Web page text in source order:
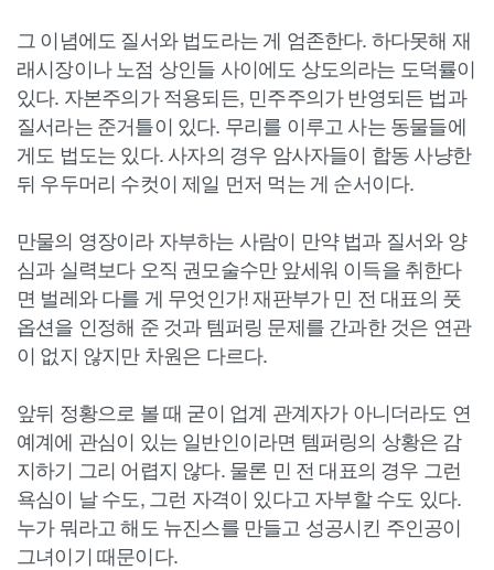
그 이념에도 질서와 법도라는 게 엄존한다. 하다못해 재
래시장이나 노점 상인들 사이에도 상도의라는 도덕률이
있다. 자본주의가 적용되든, 민주주의가 반영되든 법과
질서라는 준거틀이 있다. 무리를 이루고 사는 동물들에
게도 법도는 있다. 사자의 경우 암사자들이 합동 사냥한
뒤 우두머리 수컷이 제일 먼저 먹는 게 순서이다.
만물의 영장이라 자부하는 사람이 만약 법과 질서와 양
심과 실력보다 오직 권모술수만 앞세워 이득을 취한다
면 벌레와 다를 게 무엇인가! 재판부가 민 전 대표의 풋
옵션을 인정해 준 것과 템퍼링 문제를 간과한 것은 연관
이 없지 않지만 차원은 다르다.
앞뒤 정황으로 볼 때 굳이 업계 관계자가 아니더라도 연
예계에 관심이 있는 일반인이라면 템퍼링의 상황은 감
지하기 그리 어렵지 않다. 물론 민 전 대표의 경우 그런
욕심이 날 수도, 그런 자격이 있다고 자부할 수도 있다.
누가 뭐라고 해도 뉴진스를 만들고 성공시킨 주인공이
그녀이기 때문이다.